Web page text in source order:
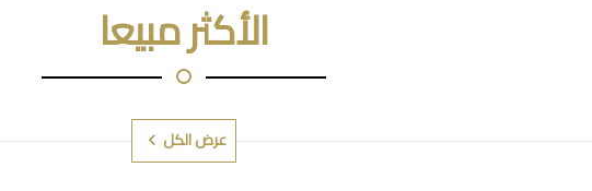
الأكثر مبيعا
عرض الكل